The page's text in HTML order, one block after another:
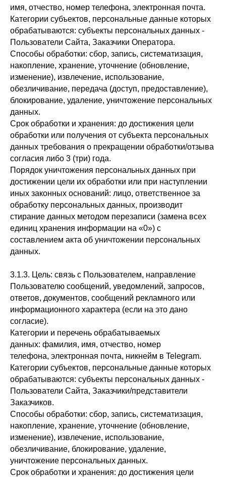
имя, отчество, номер телефона, электронная почта.
Категории субъектов, персональные данные которых
обрабатываются: субъекты персональных данных -
Пользователи Сайта, Заказчики Оператора.
Способы обработки: сбор, запись, систематизация,
накопление, хранение, уточнение (обновление,
изменение), извлечение, использование,
обезличивание, передача (доступ, предоставление),
блокирование, удаление, уничтожение персональных
данных.
Срок обработки и хранения: до достижения цели
обработки или получения от субъекта персональных
данных требования о прекращении обработки/отзыва
согласия либо 3 (три) года.
Порядок уничтожения персональных данных при
достижении цели их обработки или при наступлении
иных законных оснований: лицо, ответственное за
обработку персональных данных, производит
стирание данных методом перезаписи (замена всех
единиц хранения информации на «0») с
составлением акта об уничтожении персональных
данных.
3.1.3. Цель: связь с Пользователем, направление
Пользователю сообщений, уведомлений, запросов,
ответов, документов, сообщений рекламного или
информационного характера (если на это дано
согласие).
Категории и перечень обрабатываемых
данных: фамилия, имя, отчество, номер
телефона, электронная почта, никнейм в Telegram.
Категории субъектов, персональные данные которых
обрабатываются: субъекты персональных данных -
Пользователи Сайта, Заказчики/представители
Заказчиков.
Способы обработки: сбор, запись, систематизация,
накопление, хранение, уточнение (обновление,
изменение), извлечение, использование,
обезличивание, блокирование, удаление,
уничтожение персональных данных.
Срок обработки и хранения: до достижения цели